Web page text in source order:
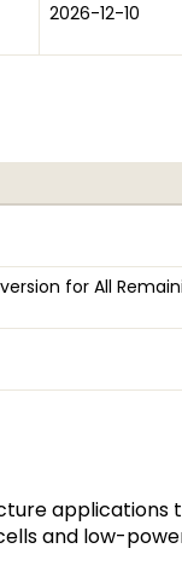
2026-12-10
for All
applications
and low-